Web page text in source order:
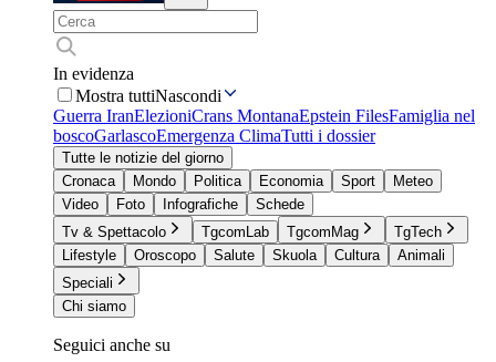
In evidenza
Mostra tuttiNascondi
Guerra IranElezioniCrans MontanaEpstein FilesFamiglia nel
boscoGarlascoEmergenza ClimaTutti i dossier
Tutte le notizie del giorno
Cronaca
Mondo Politica Economia Sport
Meteo
Video
Foto Infografiche
Schede
Tv & Spettacolo
TgcomLab TgcomMag
TgTech
Lifestyle
Oroscopo Salute Skuola Cultura
Animali
Speciali
Chi siamo
Seguici anche su